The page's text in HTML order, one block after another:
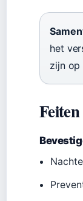
het
zijn op